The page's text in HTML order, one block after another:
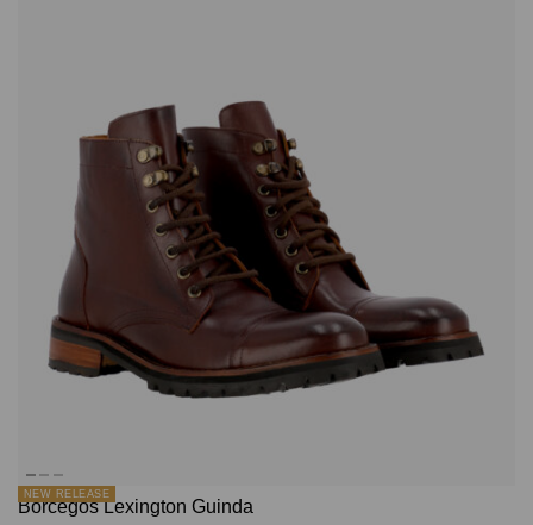
NEW RELEASE
Borcegos Lexington Guinda